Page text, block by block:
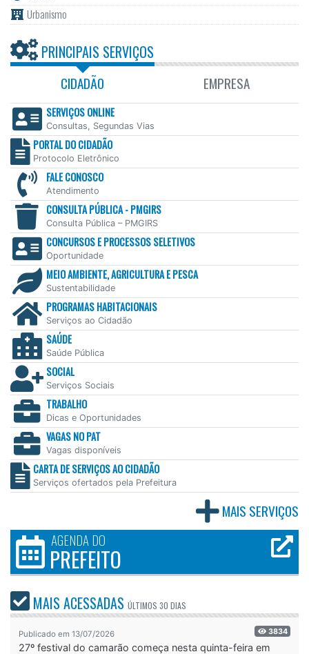
Urbanismo
PRINCIPAIS SERVIÇOS
CIDADÃO EMPRESA
SERVIÇOS ONLINE
Consultas, Segundas Vias
PORTAL DO CIDADÃO
Protocolo Eletrônico
FALE CONOSCO
Atendimento
CONSULTA PÚBLICA - PMGIRS
Consulta Pública – PMGIRS
CONCURSOS E PROCESSOS SELETIVOS
Oportunidade
MEIO AMBIENTE, AGRICULTURA E PESCA
Sustentabilidade
PROGRAMAS HABITACIONAIS
Serviços ao Cidadão
SAÚDE
Saúde Pública
SOCIAL
Serviços Sociais
TRABALHO
Dicas e Oportunidades
VAGAS NO PAT
Vagas disponíveis
CARTA DE SERVIÇOS AO CIDADÃO
Serviços ofertados pela Prefeitura
MAIS SERVIÇOS
AGENDA DO
PREFEITO
MAIS ACESSADAS ÚLTIMOS 30 DIAS
Publicado em 13/07/2026 3834
27º festival do camarão começa nesta quinta-feira em